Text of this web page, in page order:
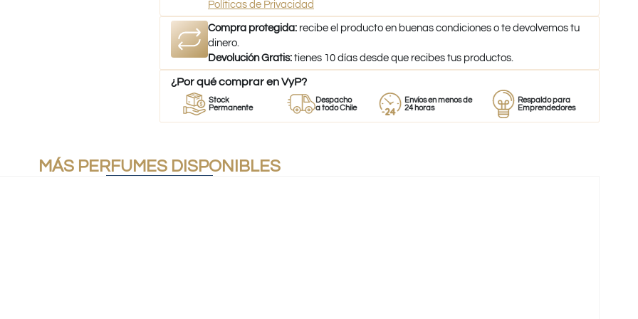
Políticas de Privacidad
Compra protegida: recibe el producto en buenas condiciones o te devolvemos tu
dinero.
Devolución Gratis: tienes 10 días desde que recibes tus productos.
¿Por qué comprar en VyP?
Stock
Permanente
Despacho
a todo Chile
Envíos en menos de
24 horas
Respaldo para
Emprendedores
MÁS PERFUMES DISPONIBLES